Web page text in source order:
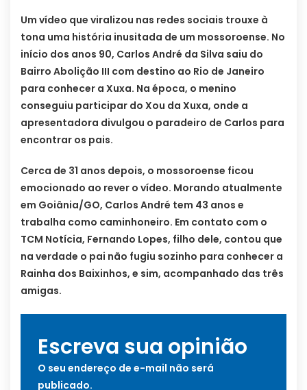
Um vídeo que viralizou nas redes sociais trouxe à
tona uma história inusitada de um mossoroense. No
início dos anos 90, Carlos André da Silva saiu do
Bairro Abolição III com destino ao Rio de Janeiro
para conhecer a Xuxa. Na época, o menino
conseguiu participar do Xou da Xuxa, onde a
apresentadora divulgou o paradeiro de Carlos para
encontrar os pais.
Cerca de 31 anos depois, o mossoroense ficou
emocionado ao rever o vídeo. Morando atualmente
em Goiânia/GO, Carlos André tem 43 anos e
trabalha como caminhoneiro. Em contato com o
TCM Notícia, Fernando Lopes, filho dele, contou que
na verdade o pai não fugiu sozinho para conhecer a
Rainha dos Baixinhos, e sim, acompanhado das três
amigas.
Escreva sua opinião
O seu endereço de e-mail não será
publicado.